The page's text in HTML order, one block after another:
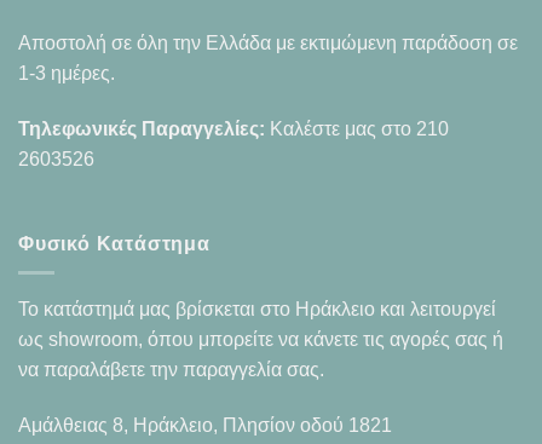
Αποστολή σε όλη την Ελλάδα με εκτιμώμενη παράδοση σε
1-3 ημέρες.
Τηλεφωνικές Παραγγελίες: Καλέστε μας στο 210
2603526
Φυσικό Κατάστημα
Το κατάστημά μας βρίσκεται στο Ηράκλειο και λειτουργεί
ως showroom, όπου μπορείτε να κάνετε τις αγορές σας ή
να παραλάβετε την παραγγελία σας.
Αμάλθειας 8, Ηράκλειο, Πλησίον οδού 1821